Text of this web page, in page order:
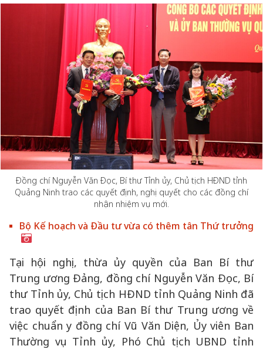
Đồng chí Nguyễn Văn Đọc, Bí thư Tỉnh ủy, Chủ tịch HĐND tỉnh
Quảng Ninh trao các quyết định, nghị quyết cho các đồng chí
nhận nhiệm vụ mới.
Bộ Kế hoạch và Đầu tư vừa có thêm tân Thứ trưởng
Tại hội nghị, thừa ủy quyền của Ban Bí thư
Trung ương Đảng, đồng chí Nguyễn Văn Đọc, Bí
thư Tỉnh ủy, Chủ tịch HĐND tỉnh Quảng Ninh đã
trao quyết định của Ban Bí thư Trung ương về
việc chuẩn y đồng chí Vũ Văn Diện, Ủy viên Ban
Thường vụ Tỉnh ủy, Phó Chủ tịch UBND tỉnh